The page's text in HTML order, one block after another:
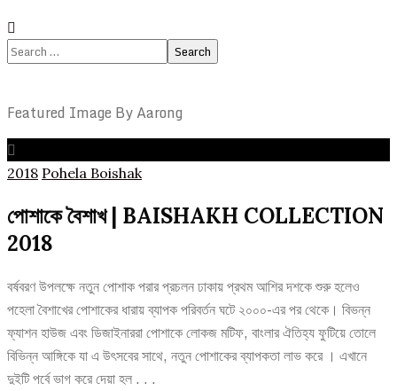
Search
Featured Image By Aarong
2018 Pohela Boishak
পোশাকে বৈশাখ | BAISHAKH COLLECTION
2018
বর্ষবরণ উপলক্ষে নতুন পোশাক পরার প্রচলন ঢাকায় প্রথম আশির দশকে শুরু হলেও
পহেলা বৈশাখের পোশাকের ধারায় ব্যাপক পরিবর্তন ঘটে ২০০০-এর পর থেকে। বিভন্ন
ফ্যাশন হাউজ এবং ডিজাইনাররা পোশাকে লোকজ মটিফ, বাংলার ঐতিহ্য ফুটিয়ে তোলে
বিভিন্ন আঙ্গিকে যা এ উৎসবের সাথে, নতুন পোশাকের ব্যাপকতা লাভ করে । এখানে
দুইটি পর্বে ভাগ করে দেয়া হল . . .